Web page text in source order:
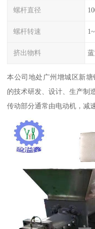
螺杆直径
螺杆转速
挤出物料
本公司地处广州增城区新
的技术研发、设计、生产制
传动部分通常由电动机，减